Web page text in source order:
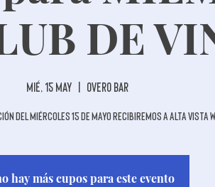
DE
mié, 15 may Overo Bar
del miércoles 15 de mayo recibiremos a Alta Vista
hay más cupos para este evento